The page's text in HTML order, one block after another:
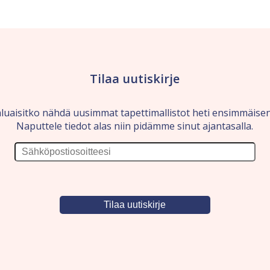
Tilaa uutiskirje
nähdä uusimmat tapettimallistot heti
Naputtele tiedot alas niin pidämme sinut ajantasalla.